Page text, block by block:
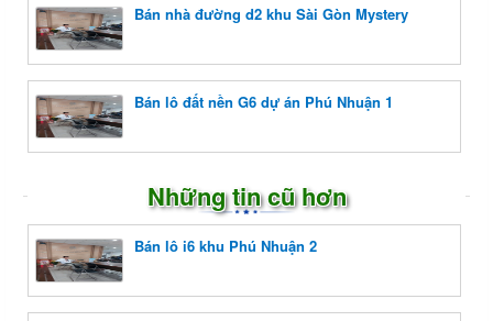
Bán nhà đường d2 khu Sài Gòn Mystery
Bán lô đất nền G6 dự án Phú Nhuận 1
Những tin cũ hơn
Bán lô i6 khu Phú Nhuận 2